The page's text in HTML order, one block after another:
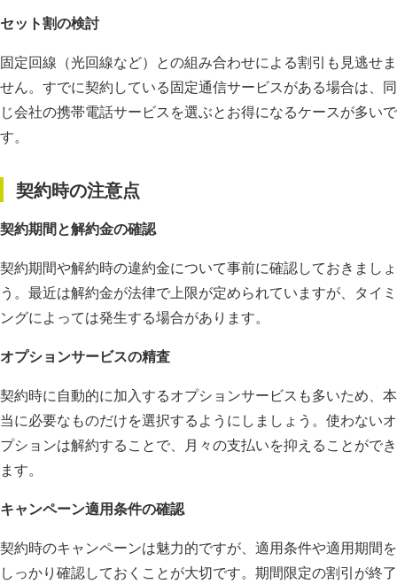
セット割の検討
固定回線（光回線など）との組み合わせによる割引も見逃せま
せん。すでに契約している固定通信サービスがある場合は、同
じ会社の携帯電話サービスを選ぶとお得になるケースが多いで
す。
契約時の注意点
契約期間と解約金の確認
契約期間や解約時の違約金について事前に確認しておきましょ
う。最近は解約金が法律で上限が定められていますが、タイミ
ングによっては発生する場合があります。
オプションサービスの精査
契約時に自動的に加入するオプションサービスも多いため、本
当に必要なものだけを選択するようにしましょう。使わないオ
プションは解約することで、月々の支払いを抑えることができ
ます。
キャンペーン適用条件の確認
契約時のキャンペーンは魅力的ですが、適用条件や適用期間を
しっかり確認しておくことが大切です。期間限定の割引が終了